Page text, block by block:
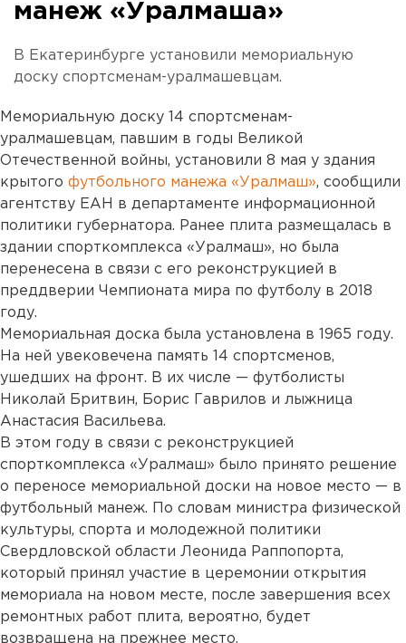
манеж «Уралмаша»
В Екатеринбурге установили мемориальную
доску спортсменам-уралмашевцам.
Мемориальную доску 14 спортсменам-
уралмашевцам, павшим в годы Великой
Отечественной войны, установили 8 мая у здания
крытого футбольного манежа «Уралмаш», сообщили
агентству ЕАН в департаменте информационной
политики губернатора. Ранее плита размещалась в
здании спорткомплекса «Уралмаш», но была
перенесена в связи с его реконструкцией в
преддверии Чемпионата мира по футболу в 2018
году.
Мемориальная доска была установлена в 1965 году.
На ней увековечена память 14 спортсменов,
ушедших на фронт. В их числе — футболисты
Николай Бритвин, Борис Гаврилов и лыжница
Анастасия Васильева.
В этом году в связи с реконструкцией
спорткомплекса «Уралмаш» было принято решение
о переносе мемориальной доски на новое место — в
футбольный манеж. По словам министра физической
культуры, спорта и молодежной политики
Свердловской области Леонида Раппопорта,
который принял участие в церемонии открытия
мемориала на новом месте, после завершения всех
ремонтных работ плита, вероятно, будет
возвращена на прежнее место.